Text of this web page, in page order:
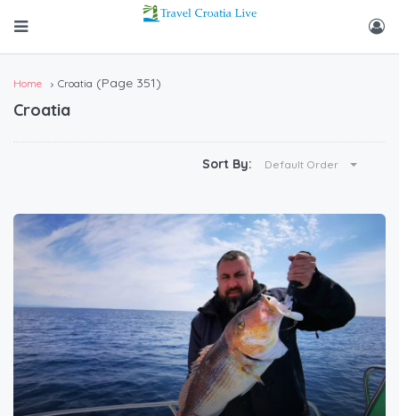
Home Croatia (Page 351)
Croatia
Sort By: Default Order